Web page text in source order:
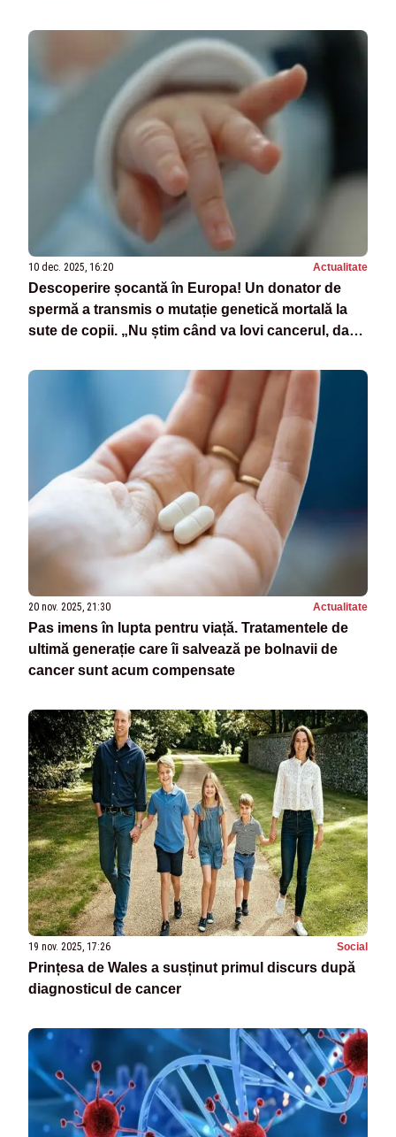
10 dec. 2025, 16:20 Actualitate
Descoperire șocantă în Europa! Un donator de
spermă a transmis o mutație genetică mortală la
sute de copii. „Nu știm când va lovi cancerul, dar
20 nov. 2025, 21:30 Actualitate
Pas imens în lupta pentru viață. Tratamentele de
ultimă generație care îi salvează pe bolnavii de
cancer sunt acum compensate
19 nov. 2025, 17:26 Social
Prințesa de Wales a susținut primul discurs după
diagnosticul de cancer